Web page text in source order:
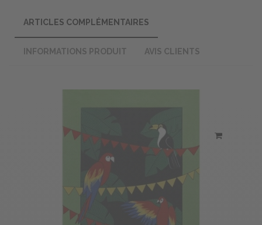
ARTICLES COMPLÉMENTAIRES
INFORMATIONS PRODUIT AVIS CLIENTS